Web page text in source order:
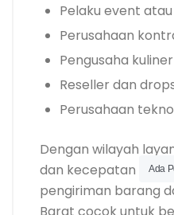
Pelaku event
Perusahaan
Pengusaha kuliner
Reseller dan
Perusahaan
Dengan wilayah
dan kecepatan
pengiriman barang
Barat cocok untuk
Ada